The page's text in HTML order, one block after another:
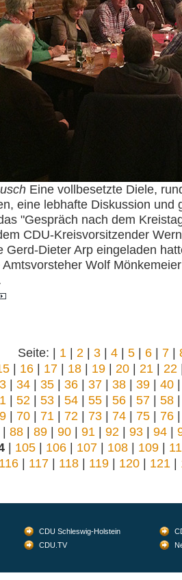
Eine vollbesetzte Diele,
eine lebhafte Diskussion und
"Gespräch nach dem
CDU-Kreisvorsitzender
Gerd-Dieter Arp eingeladen
Wolf
Seite: | 1 | 2 | 3 | 4 | 5 | 6 | 7 |
| 16| 17| 18| 19| 20| 21 | 22
| 34| 35| 36| 37| 38| 39| 40
| 52 | 53| 54| 55| 56| 57| 58
| 70| 71 | 72 | 73| 74| 75| 76
88| 89| 90| 91 | 92 | 93| 94|
| 105 | 106 | 107 | 108 | 109 |
116 | 117 | 118 | 119 | 120 | 121 |
CDU Schleswig-Holstein
CDU.TV